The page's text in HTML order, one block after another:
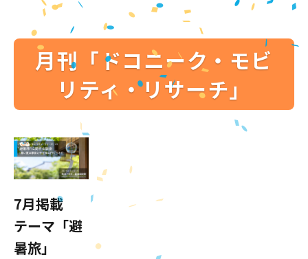
月刊「ドコニーク・モビ
リティ・リサーチ」
7月掲載
テーマ「避
暑旅」